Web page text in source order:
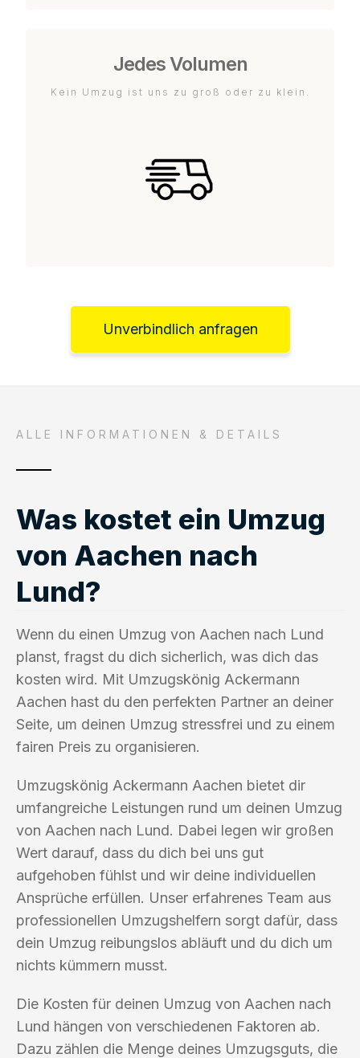
Jedes Volumen
Kein Umzug ist uns zu groß oder zu klein.
Unverbindlich anfragen
ALLE INFORMATIONEN & DETAILS
Was kostet ein Umzug
von Aachen nach
Lund?
Wenn du einen Umzug von Aachen nach Lund
planst, fragst du dich sicherlich, was dich das
kosten wird. Mit Umzugskönig Ackermann
Aachen hast du den perfekten Partner an deiner
Seite, um deinen Umzug stressfrei und zu einem
fairen Preis zu organisieren.
Umzugskönig Ackermann Aachen bietet dir
umfangreiche Leistungen rund um deinen Umzug
von Aachen nach Lund. Dabei legen wir großen
Wert darauf, dass du dich bei uns gut
aufgehoben fühlst und wir deine individuellen
Ansprüche erfüllen. Unser erfahrenes Team aus
professionellen Umzugshelfern sorgt dafür, dass
dein Umzug reibungslos abläuft und du dich um
nichts kümmern musst.
Die Kosten für deinen Umzug von Aachen nach
Lund hängen von verschiedenen Faktoren ab.
Dazu zählen die Menge deines Umzugsguts, die